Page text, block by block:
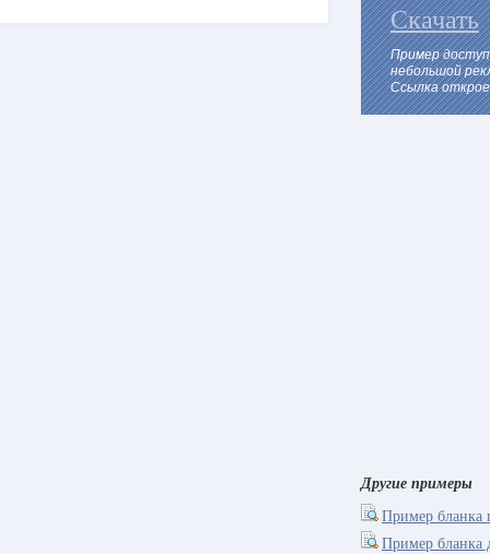
Скачать
Пример
небольшой
Ссылка
Другие примеры
Пример бланка
Пример бланка